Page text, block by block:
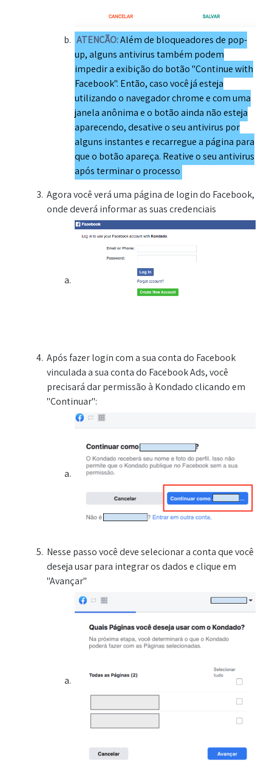
ATENÇÃO:Além de bloqueadores de pop-
up, alguns antivirus também podem
impedir a exibição do botão "Continue with
Facebook". Então, caso você já esteja
utilizando o navegador chrome e com uma
janela anônima e o botão ainda não esteja
aparecendo, desative o seu antivirus por
alguns instantes e recarregue a página para
que o botão apareça. Reative o seu antivirus
após terminar o processo
Agora você verá uma página de login do Facebook,
onde deverá informar as suas credenciais
Após fazer login com a sua conta do Facebook
vinculada a sua conta do Facebook Ads, você
precisará dar permissão à Kondado clicando em
"Continuar":
Nesse passo você deve selecionar a conta que você
deseja usar para integrar os dados e clique em
"Avançar"